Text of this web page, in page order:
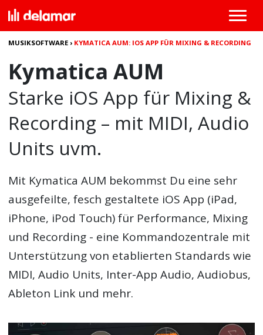
MUSIKSOFTWARE › KYMATICA AUM: IOS APP FÜR MIXING & RECORDING
Kymatica AUM
Starke iOS App für Mixing &
Recording – mit MIDI, Audio
Units uvm.
Mit Kymatica AUM bekommst Du eine sehr
ausgefeilte, fesch gestaltete iOS App (iPad,
iPhone, iPod Touch) für Performance, Mixing
und Recording - eine Kommandozentrale mit
Unterstützung von etablierten Standards wie
MIDI, Audio Units, Inter-App Audio, Audiobus,
Ableton Link und mehr.